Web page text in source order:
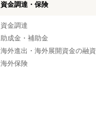
資金調達・保険
資金調達
助成金・補助金
海外進出・海外展開資金の融資
海外保険